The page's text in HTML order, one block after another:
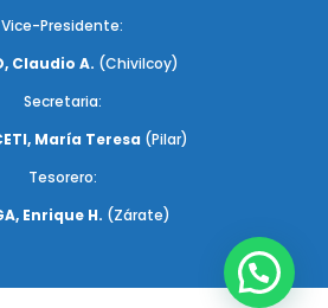
Vice-Presidente:
Claudio A. (Chivilcoy)
Secretaria:
María Teresa (Pilar)
Tesorero:
Enrique H. (Zárate)